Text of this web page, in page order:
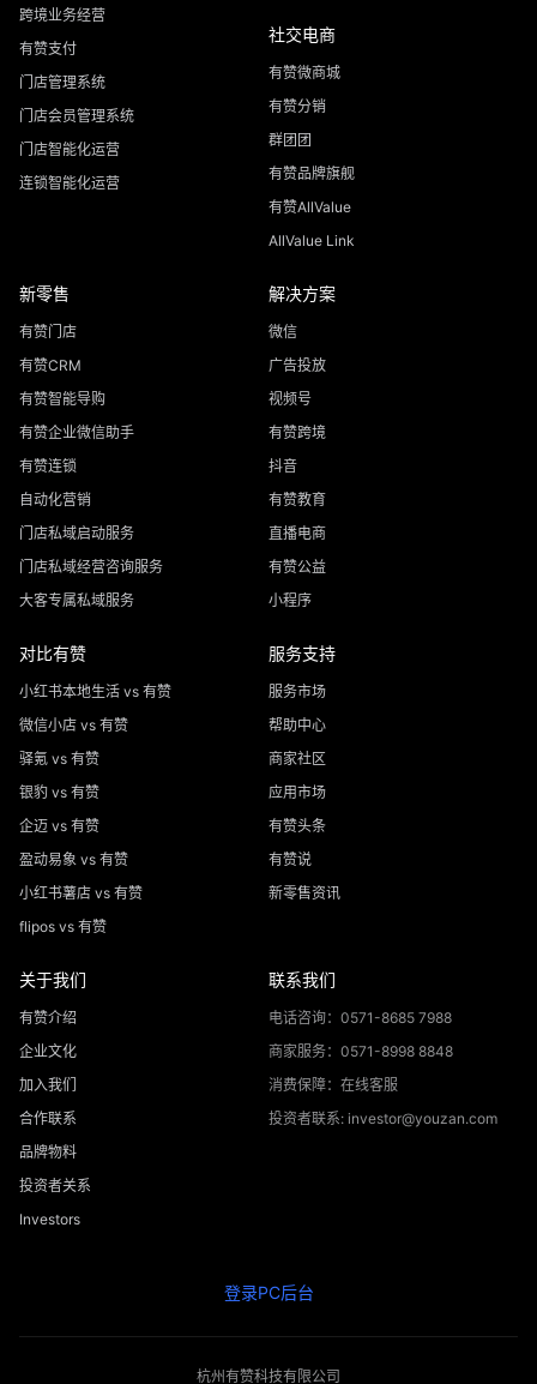
跨境业务经营
有赞支付
门店管理系统
门店会员管理系统
门店智能化运营
连锁智能化运营
社交电商
有赞微商城
有赞分销
群团团
有赞品牌旗舰
有赞AllValue
AllValue Link
新零售
有赞门店
有赞CRM
有赞智能导购
有赞企业微信助手
有赞连锁
自动化营销
门店私域启动服务
门店私域经营咨询服务
大客专属私域服务
解决方案
微信
广告投放
视频号
有赞跨境
抖音
有赞教育
直播电商
有赞公益
小程序
对比有赞
小红书本地生活 vs 有赞
微信小店 vs 有赞
驿氪 vs 有赞
银豹 vs 有赞
企迈 vs 有赞
盈动易象 vs 有赞
小红书薯店 vs 有赞
flipos vs 有赞
服务支持
服务市场
帮助中心
商家社区
应用市场
有赞头条
有赞说
新零售资讯
关于我们
有赞介绍
企业文化
加入我们
合作联系
品牌物料
投资者关系
Investors
联系我们
电话咨询：0571-8685 7988
商家服务：0571-8998 8848
消费保障：在线客服
投资者联系: investor@youzan.com
登录PC后台
杭州有赞科技有限公司